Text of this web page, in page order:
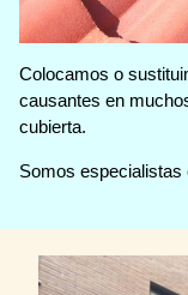
Colocamos o
causantes en
cubierta.
Somos especialistas